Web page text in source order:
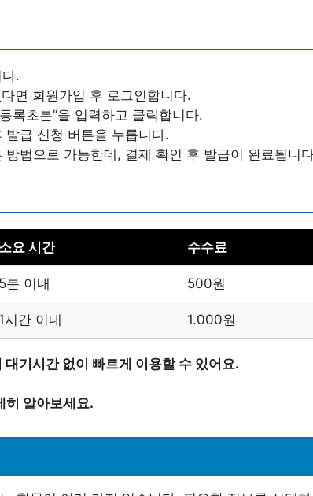
.
면 회원가입 후 로그인합니다.
록초본”을 입력하고 클릭합니다.
급 신청 버튼을 누릅니다.
방법으로 가능한데, 결제 확인 후 발급이 완료됩니
소요 시간 수수료
5분 이내 500원
1시간 이내 1.000원
기시간 없이 빠르게 이용할 수 있어요.
히 알아보세요.